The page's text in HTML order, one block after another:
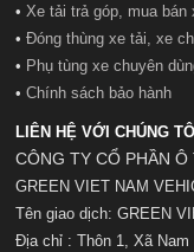
•Xe tải trả góp, mua bán
•Đóng thùng xe tải, xe
• Phụ tùng xe chuyên
•Chính sách bảo hành
LIÊN HỆ VỚI CHÚNG TÔI
CÔNG TY CỔ PHẦN
GREEN VIET NAM
Tên giao dịch: GREEN
Địa chỉ : Thôn 1, Xã